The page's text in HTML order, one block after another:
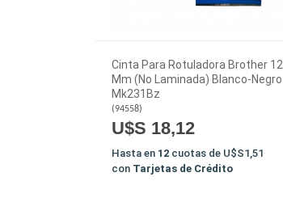
Cinta Para Rotuladora Brother 12
Mm (No Laminada) Blanco-Negro
Mk231Bz
(94558)
U$S 18,12
Hasta en 12 cuotas de U$S1,51
con Tarjetas de Crédito